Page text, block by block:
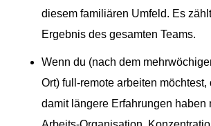
diesem familiären Umfeld. Es
Ergebnis des gesamten Teams.
Wenn du (nach dem
Ort) full-remote arbeiten möchtest,
damit längere Erfahrungen haben